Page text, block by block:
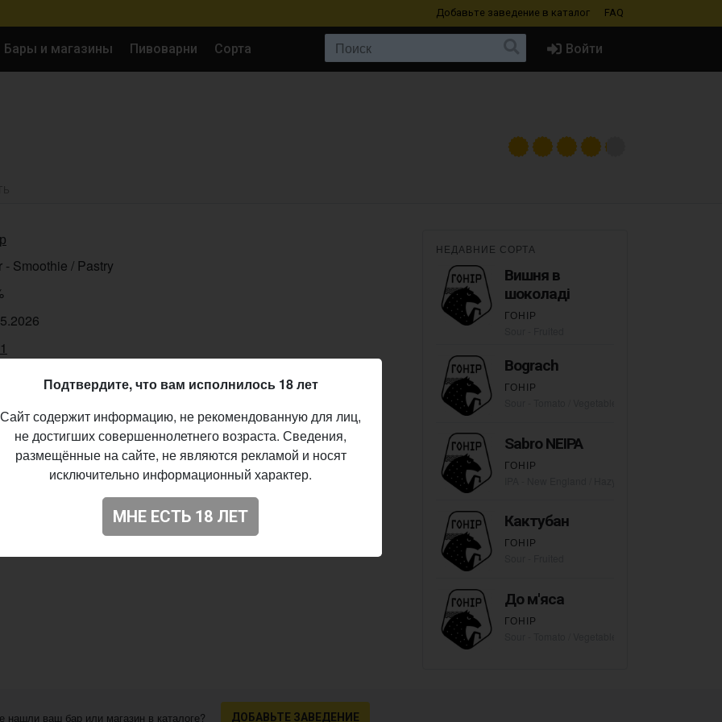
Добавьте заведение в каталог FAQ
Бары и магазины Пивоварни Сорта Войти
- Smoothie / Pastry
НЕДАВНИЕ СОРТА
Вишня в
шоколаді
ГОНІР
Bograch
ГОНІР
Sabro NEIPA
ГОНІР
Кактубан
ГОНІР
До м'яса
ГОНІР
нашли ваш бар или магазин в каталоге? ДОБАВЬТЕ ЗАВЕДЕНИЕ
Подтвердите, что вам исполнилось 18 лет
Сайт содержит информацию, не рекомендованную для лиц,
не достигших совершеннолетнего возраста. Сведения,
размещённые на сайте, не являются рекламой и носят
исключительно информационный характер.
МНЕ ЕСТЬ 18 ЛЕТ